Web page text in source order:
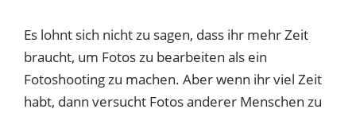
Es lohnt sich nicht zu sagen, dass ihr mehr Zeit
braucht, um Fotos zu bearbeiten als ein
Fotoshooting zu machen. Aber wenn ihr viel Zeit
habt, dann versucht Fotos anderer Menschen zu